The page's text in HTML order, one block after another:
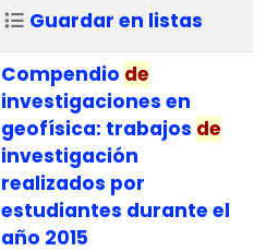
Guardar en listas
Compendio de
investigaciones en
geofísica: trabajos de
investigación
realizados por
estudiantes durante el
año 2015